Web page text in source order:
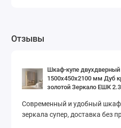
Удобство:
Стиль:Наши шкафы с
только полезным
дополнением к вашему
Виды
Отзывы
Шкаф-купе двухдверный
1500х450х2100 мм Дуб
золотой Зеркало EШК
Современный и удобный
зеркала супер, доставка без